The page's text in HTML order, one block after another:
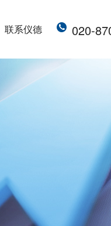
联系仪德 020-